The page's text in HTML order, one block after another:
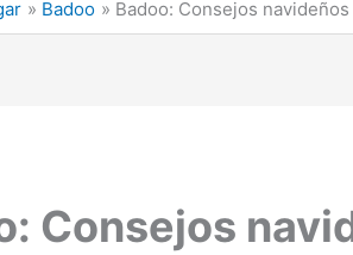
Badoo Badoo: Consejos navideños
Consejos